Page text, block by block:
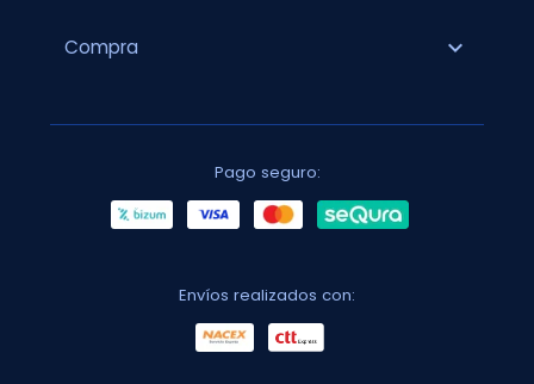
Compra expand_more
Pago seguro:
Envíos realizados con: